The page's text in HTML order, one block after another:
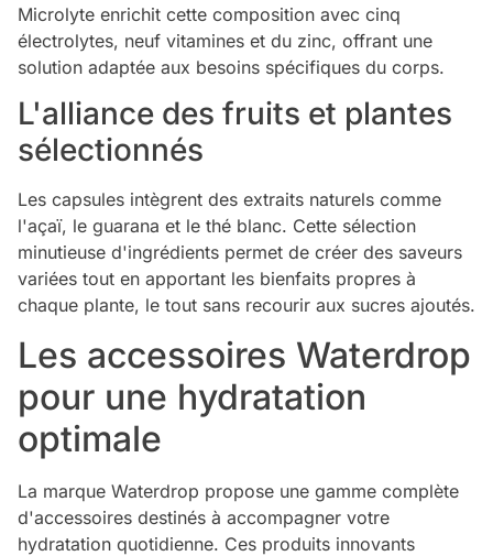
Microlyte enrichit cette composition avec cinq
électrolytes, neuf vitamines et du zinc, offrant une
solution adaptée aux besoins spécifiques du corps.
L'alliance des fruits et plantes
sélectionnés
Les capsules intègrent des extraits naturels comme
l'açaï, le guarana et le thé blanc. Cette sélection
minutieuse d'ingrédients permet de créer des saveurs
variées tout en apportant les bienfaits propres à
chaque plante, le tout sans recourir aux sucres ajoutés.
Les accessoires Waterdrop
pour une hydratation
optimale
La marque Waterdrop propose une gamme complète
d'accessoires destinés à accompagner votre
hydratation quotidienne. Ces produits innovants